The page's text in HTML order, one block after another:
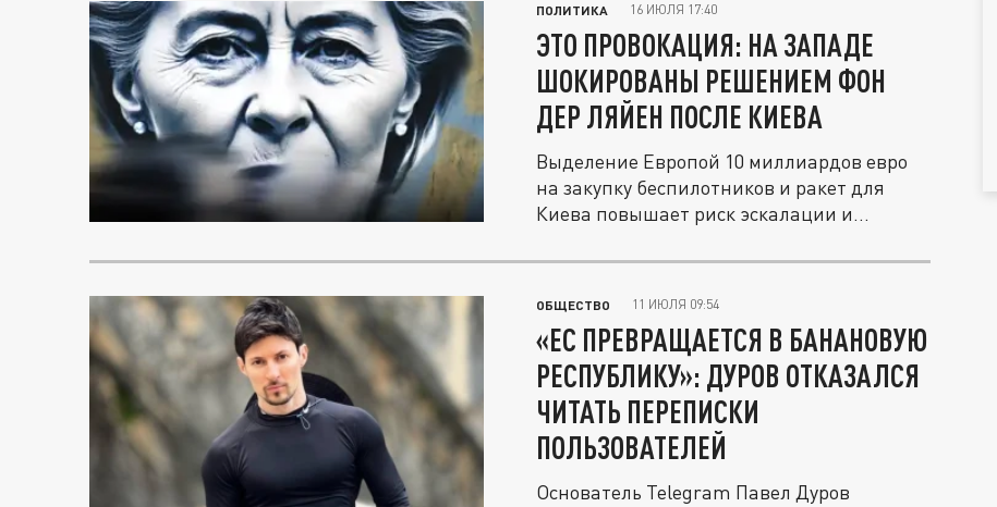
ПОЛИТИКА 16 ИЮЛЯ 17:40
ЭТО ПРОВОКАЦИЯ: НА ЗАПАДЕ
ШОКИРОВАНЫ РЕШЕНИЕМ ФОН
ДЕР ЛЯЙЕН ПОСЛЕ КИЕВА
Выделение Европой 10 миллиардов евро
на закупку беспилотников и ракет для
Киева повышает риск эскалации и...
ОБЩЕСТВО 11 ИЮЛЯ 09:54
«ЕС ПРЕВРАЩАЕТСЯ В БАНАНОВУЮ
РЕСПУБЛИКУ»: ДУРОВ ОТКАЗАЛСЯ
ЧИТАТЬ ПЕРЕПИСКИ
ПОЛЬЗОВАТЕЛЕЙ
Основатель Telegram Павел Дуров